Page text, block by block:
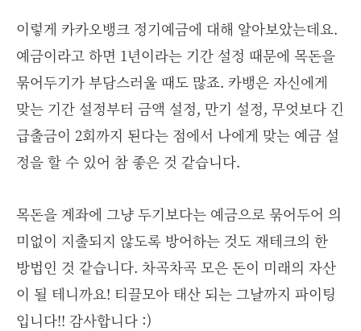
이렇게 카카오뱅크 정기예금에 대해 알아보았는데요.
예금이라고 하면 1년이라는 기간 설정 때문에 목돈을
묶어두기가 부담스러울 때도 많죠. 카뱅은 자신에게
맞는 기간 설정부터 금액 설정, 만기 설정, 무엇보다 긴
급출금이 2회까지 된다는 점에서 나에게 맞는 예금 설
정을 할 수 있어 참 좋은 것 같습니다.
목돈을 계좌에 그냥 두기보다는 예금으로 묶어두어 의
미없이 지출되지 않도록 방어하는 것도 재테크의 한
방법인 것 같습니다. 차곡차곡 모은 돈이 미래의 자산
이 될 테니까요! 티끌모아 태산 되는 그날까지 파이팅
입니다!! 감사합니다 :)